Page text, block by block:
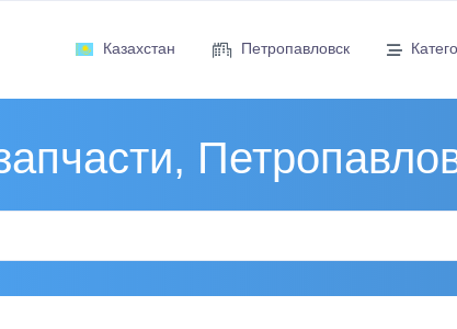
Казахстан Петропавловск